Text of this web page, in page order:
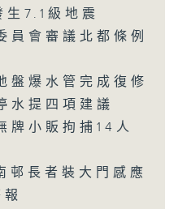
7.1級地震
會審議北都條例
爆水管完成復修
提四項建議
小販拘捕14人
長者裝大門感應